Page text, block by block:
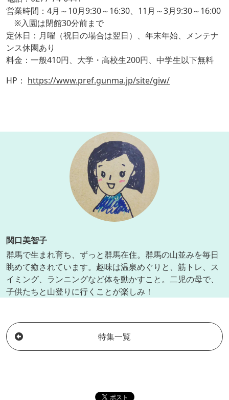
営業時間：4月～10月9:30～16:30、11月～3月9:30～16:00
※入園は閉館30分前まで
定休日：月曜（祝日の場合は翌日）、年末年始、メンテナ
ンス休園あり
料金：一般410円、大学・高校生200円、中学生以下無料
HP： https://www.pref.gunma.jp/site/giw/
関口美智子
群馬で生まれ育ち、ずっと群馬在住。群馬の山並みを毎日
眺めて癒されています。趣味は温泉めぐりと、筋トレ、ス
イミング、ランニングなど体を動かすこと。二児の母で、
子供たちと山登りに行くことが楽しみ！
特集一覧